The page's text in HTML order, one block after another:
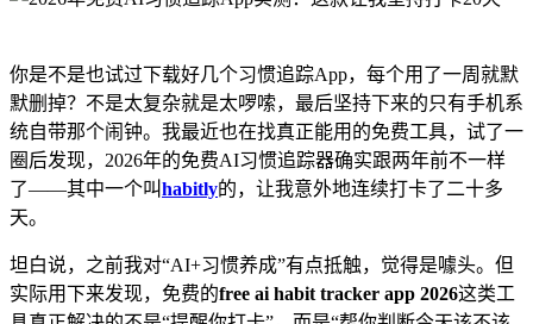
你是不是也试过下载好几个习惯追踪App，每个用了一周就默
默删掉？不是太复杂就是太啰嗦，最后坚持下来的只有手机系
统自带那个闹钟。我最近也在找真正能用的免费工具，试了一
圈后发现，2026年的免费AI习惯追踪器确实跟两年前不一样
了——其中一个叫habitly的，让我意外地连续打卡了二十多
天。
坦白说，之前我对“AI+习惯养成”有点抵触，觉得是噱头。但
实际用下来发现，免费的free ai habit tracker app 2026这类工